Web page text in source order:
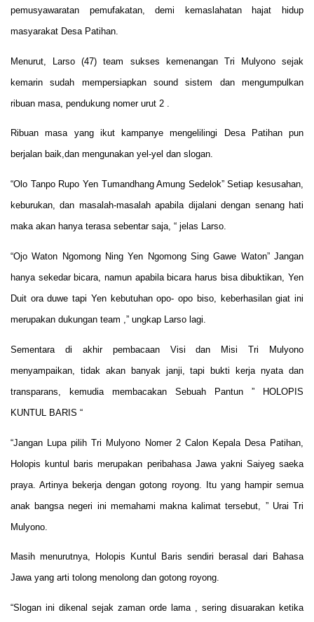
pemusyawaratan pemufakatan, demi kemaslahatan hajat hidup
masyarakat Desa Patihan.
Menurut, Larso (47) team sukses kemenangan Tri Mulyono sejak
kemarin sudah mempersiapkan sound sistem dan mengumpulkan
ribuan masa, pendukung nomer urut 2 .
Ribuan masa yang ikut kampanye mengelilingi Desa Patihan pun
berjalan baik,dan mengunakan yel-yel dan slogan.
“Olo Tanpo Rupo Yen Tumandhang Amung Sedelok” Setiap kesusahan,
keburukan, dan masalah-masalah apabila dijalani dengan senang hati
maka akan hanya terasa sebentar saja, “ jelas Larso.
“Ojo Waton Ngomong Ning Yen Ngomong Sing Gawe Waton” Jangan
hanya sekedar bicara, namun apabila bicara harus bisa dibuktikan, Yen
Duit ora duwe tapi Yen kebutuhan opo- opo biso, keberhasilan giat ini
merupakan dukungan team ,” ungkap Larso lagi.
Sementara di akhir pembacaan Visi dan Misi Tri Mulyono
menyampaikan, tidak akan banyak janji, tapi bukti kerja nyata dan
transparans, kemudia membacakan Sebuah Pantun ” HOLOPIS
KUNTUL BARIS “
“Jangan Lupa pilih Tri Mulyono Nomer 2 Calon Kepala Desa Patihan,
Holopis kuntul baris merupakan peribahasa Jawa yakni Saiyeg saeka
praya. Artinya bekerja dengan gotong royong. Itu yang hampir semua
anak bangsa negeri ini memahami makna kalimat tersebut, ” Urai Tri
Mulyono.
Masih menurutnya, Holopis Kuntul Baris sendiri berasal dari Bahasa
Jawa yang arti tolong menolong dan gotong royong.
“Slogan ini dikenal sejak zaman orde lama , sering disuarakan ketika